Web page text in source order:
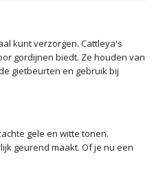
kunt verzorgen. Cattleya's
gordijnen biedt. Ze houden van
gietbeurten en gebruik bij
gele en witte tonen.
geurend maakt. Of je nu een